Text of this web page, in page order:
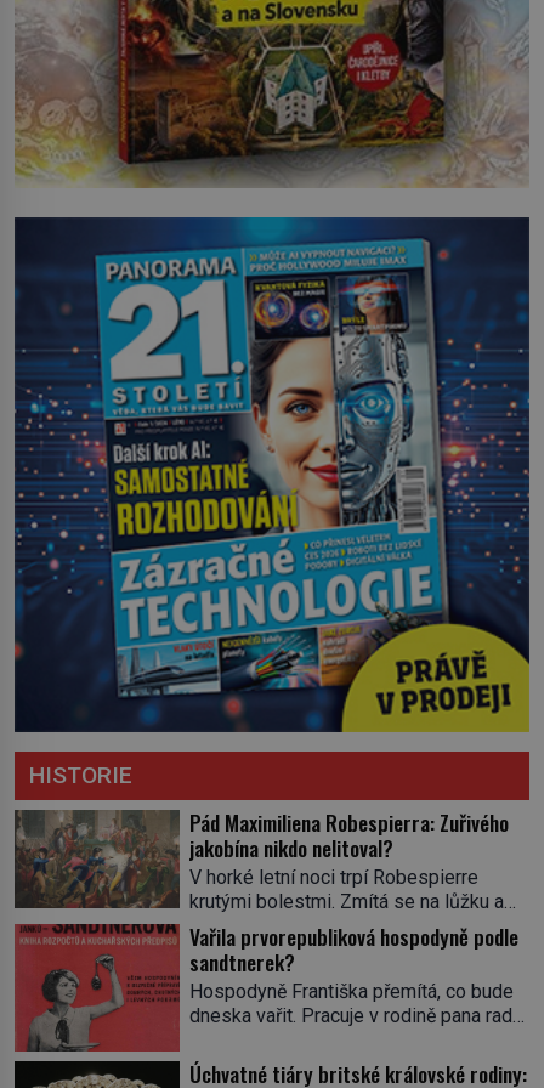
HISTORIE
Pád Maximiliena Robespierra: Zuřivého
jakobína nikdo nelitoval?
V horké letní noci trpí Robespierre
krutými bolestmi. Zmítá se na lůžku a
hlavou mu víří kolotoč myšlenek. Když
se probere z mdlob, vzpomene si na
jednu z pařížských jasnovidek, kterou
před lety navštívil. Prorokovala mu
tragický osud. Tehdy se jí vysmál.
prohlásil o něm jiný významný
Vařila prvorepubliková hospodyně podle
sandtnerek?
Hospodyně Františka přemítá, co bude
dneska vařit. Pracuje v rodině pana rady
rychle v jedné ze „sandtnerek“.
Úchvatné tiáry britské královské rodiny: